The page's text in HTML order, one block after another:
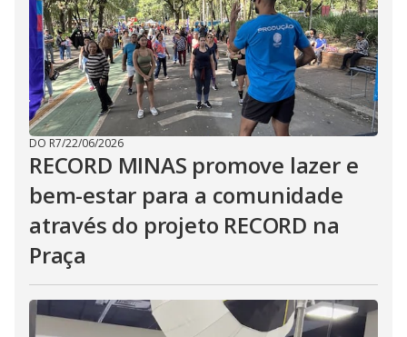
DO R7/22/06/2026
RECORD MINAS promove lazer e
bem-estar para a comunidade
através do projeto RECORD na
Praça